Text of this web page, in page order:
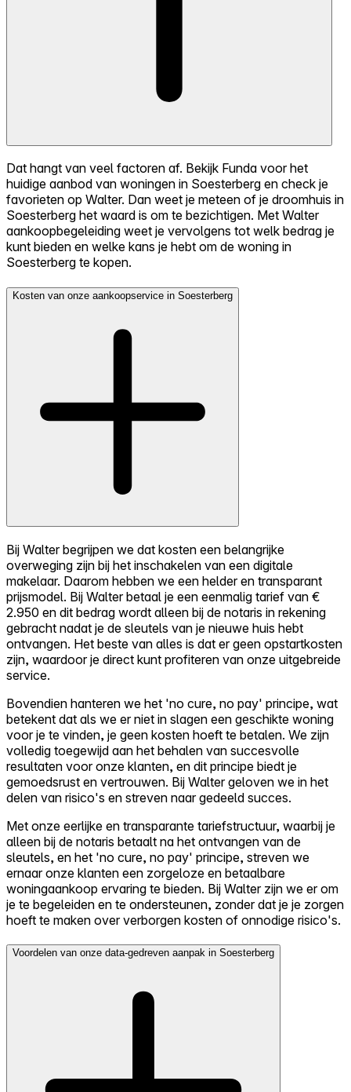
Dat hangt van veel factoren af. Bekijk Funda voor het
huidige aanbod van woningen in Soesterberg en check je
favorieten op Walter. Dan weet je meteen of je droomhuis in
Soesterberg het waard is om te bezichtigen. Met Walter
aankoopbegeleiding weet je vervolgens tot welk bedrag je
kunt bieden en welke kans je hebt om de woning in
Soesterberg te kopen.
Kosten van onze aankoopservice in Soesterberg
Bij Walter begrijpen we dat kosten een belangrijke
overweging zijn bij het inschakelen van een digitale
makelaar. Daarom hebben we een helder en transparant
prijsmodel. Bij Walter betaal je een eenmalig tarief van €
2.950 en dit bedrag wordt alleen bij de notaris in rekening
gebracht nadat je de sleutels van je nieuwe huis hebt
ontvangen. Het beste van alles is dat er geen opstartkosten
zijn, waardoor je direct kunt profiteren van onze uitgebreide
service.
Bovendien hanteren we het 'no cure, no pay' principe, wat
betekent dat als we er niet in slagen een geschikte woning
voor je te vinden, je geen kosten hoeft te betalen. We zijn
volledig toegewijd aan het behalen van succesvolle
resultaten voor onze klanten, en dit principe biedt je
gemoedsrust en vertrouwen. Bij Walter geloven we in het
delen van risico's en streven naar gedeeld succes.
Met onze eerlijke en transparante tariefstructuur, waarbij je
alleen bij de notaris betaalt na het ontvangen van de
sleutels, en het 'no cure, no pay' principe, streven we
ernaar onze klanten een zorgeloze en betaalbare
woningaankoop ervaring te bieden. Bij Walter zijn we er om
je te begeleiden en te ondersteunen, zonder dat je je zorgen
hoeft te maken over verborgen kosten of onnodige risico's.
Voordelen van onze data-gedreven aanpak in Soesterberg